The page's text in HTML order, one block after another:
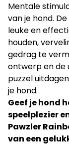
Mentale
van je hond.
leuke en
houden,
gedrag te
ontwerp en de
puzzel
je hond.
Geef je hond
speelplezier
Pawzler
van een